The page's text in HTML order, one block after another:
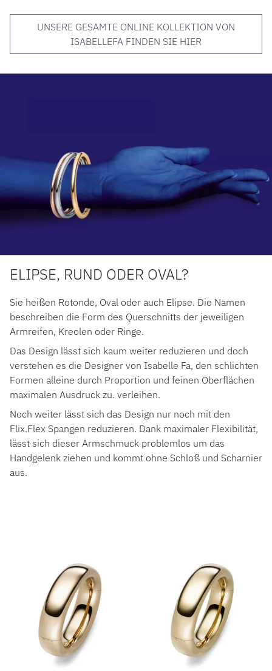
UNSERE GESAMTE ONLINE KOLLEKTION VON
ISABELLEFA FINDEN SIE HIER
ELIPSE, RUND ODER OVAL?
Sie heißen Rotonde, Oval oder auch Elipse. Die Namen
beschreiben die Form des Querschnitts der jeweiligen
Armreifen, Kreolen oder Ringe.
Das Design lässt sich kaum weiter reduzieren und doch
verstehen es die Designer von Isabelle Fa, den schlichten
Formen alleine durch Proportion und feinen Oberflächen
maximalen Ausdruck zu. verleihen.
Noch weiter lässt sich das Design nur noch mit den
Flix.Flex Spangen reduzieren. Dank maximaler Flexibilität,
lässt sich dieser Armschmuck problemlos um das
Handgelenk ziehen und kommt ohne Schloß und Scharnier
aus.